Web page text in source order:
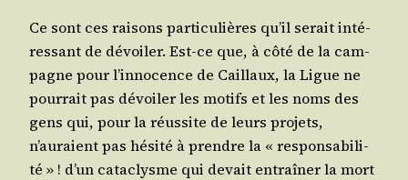
Ce sont ces rai­sons par­ti­cu­lières qu’il serait inté­
res­sant de dévoi­ler. Est-ce que, à côté de la cam­
pagne pour l’innocence de Caillaux, la Ligue ne
pour­rait pas dévoi­ler les motifs et les noms des
gens qui, pour la réus­site de leurs pro­jets,
n’auraient pas hési­té à prendre la « res­pon­sa­bi­li­
té » ! d’un cata­clysme qui devait entraî­ner la mort